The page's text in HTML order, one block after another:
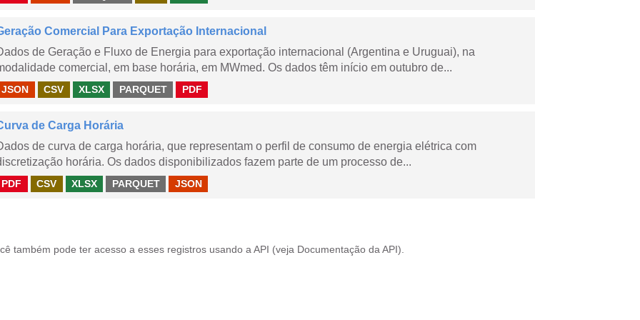
Comercial Para Exportação Internacional
de Geração e Fluxo de Energia para exportação internacional (Argentina e Uruguai), na
comercial, em base horária, em MWmed. Os dados têm início em outubro de...
JSON CSV XLSX PARQUET PDF
de Carga Horária
de curva de carga horária, que representam o perfil de consumo de energia elétrica com
horária. Os dados disponibilizados fazem parte de um processo de...
PDF CSV XLSX PARQUET JSON
também pode ter acesso a esses registros usando a API (veja Documentação da API ).